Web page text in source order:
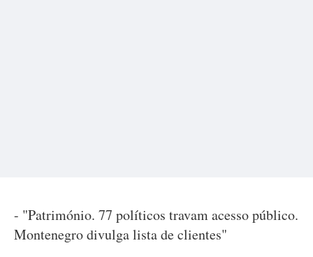
- "Património. 77 políticos travam acesso público.
Montenegro divulga lista de clientes"